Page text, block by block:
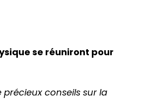
se réuniront pour
conseils sur la